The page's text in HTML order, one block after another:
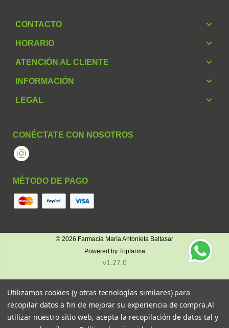
CONTACTO
HORARIO
ATENCIÓN AL CLIENTE
INFORMACIÓN
LEGAL
CONÉCTATE CON NOSOTROS
Instagram
MÉTODO DE PAGO
© 2026 Farmacia María Antonieta Baltasar
Powered by Topfarma
v1.27.0
Utilizamos cookies (y otras tecnologías similares) para
recopilar datos a fin de mejorar su experiencia de compra.Al
utilizar nuestro sitio web, acepta la recopilación de datos tal y